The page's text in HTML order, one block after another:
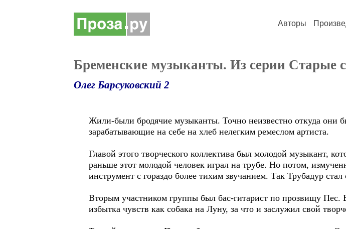
Авторы
Бременские музыканты. Из серии Старые
Олег Барсуковский 2
Жили-были бродячие музыканты. Точно неизвестно откуда они
зарабатывающие на себе на хлеб нелегким ремеслом артиста.
Главой этого творческого коллектива был молодой музыкант,
раньше этот молодой человек играл на трубе. Но потом,
инструмент с гораздо более тихим звучанием. Так Трубадур стал
Вторым участником группы был бас-гитарист по прозвищу
избытка чувств как собака на Луну, за что и заслужил свой